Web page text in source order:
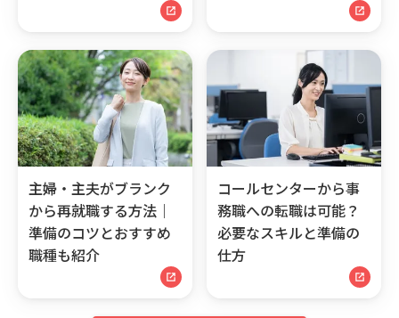
主婦・主夫がブランク
から再就職する方法｜
準備のコツとおすすめ
職種も紹介
コールセンターから事
務職への転職は可能？
必要なスキルと準備の
仕方